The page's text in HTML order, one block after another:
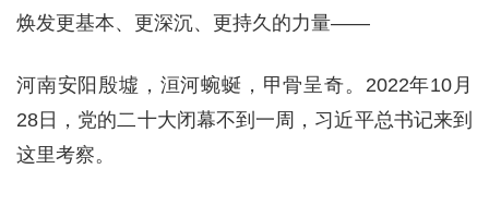
焕发更基本、更深沉、更持久的力量——
河南安阳殷墟，洹河蜿蜒，甲骨呈奇。2022年10月
28日，党的二十大闭幕不到一周，习近平总书记来到
这里考察。